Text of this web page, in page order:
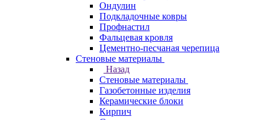
Ондулин
Подкладочные ковры
Профнастил
Фальцевая кровля
Цементно-песчаная черепица
Стеновые материалы
Назад
Стеновые материалы
Газобетонные изделия
Керамические блоки
Кирпич